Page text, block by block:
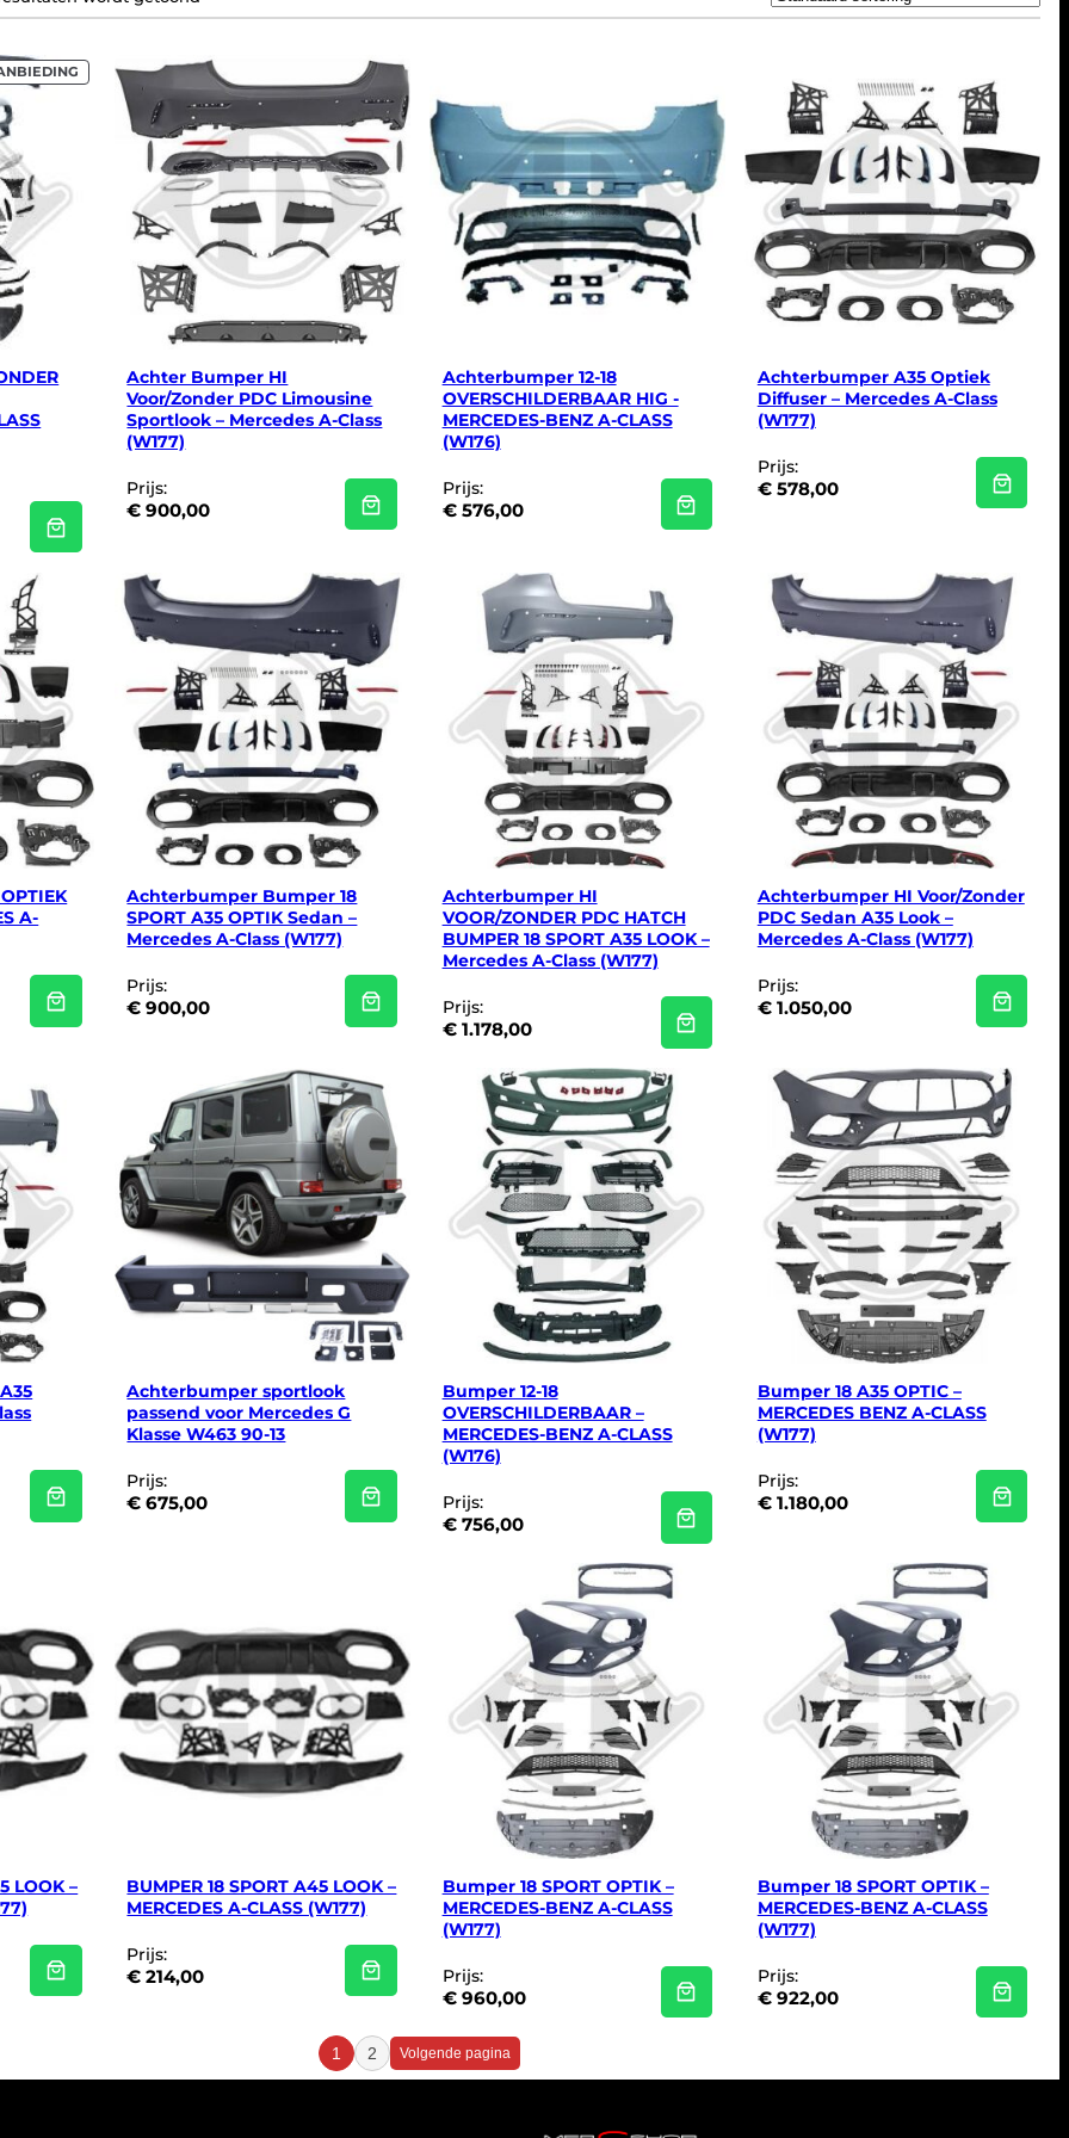
P
R
Achter Bumper HI
Voor/Zonder PDC Limousine
Sportlook – Mercedes A-Class
(W177)
Prijs:
€ 900,00
Achterbumper 12-18
OVERSCHILDERBAAR HIG -
MERCEDES-BENZ A-CLASS
(W176)
Prijs:
€576,00
Achterbumper A35 Optiek
Diffuser – Mercedes A-Class
(W177)
Prijs:
€578,00
A-
Achterbumper Bumper 18
SPORT A35 OPTIK Sedan –
Mercedes A-Class (W177)
Prijs:
€ 900,00
Achterbumper HI
VOOR/ZONDER PDC HATCH
BUMPER 18 SPORT A35 LOOK –
Mercedes A-Class (W177)
Prijs:
€1.178,00
Achterbumper HI Voor/Zonder
PDC Sedan A35 Look –
Mercedes A-Class (W177)
Prijs:
€1.050,00
Achterbumper sportlook
passend voor Mercedes G
Klasse W463 90-13
Prijs:
€ 675,00
Bumper 12-18
OVERSCHILDERBAAR –
MERCEDES-BENZ A-CLASS
(W176)
Prijs:
€756,00
Bumper 18 A35 OPTIC –
MERCEDES BENZ A-CLASS
(W177)
Prijs:
€1.180,00
LOOK –
BUMPER 18 SPORT A45 LOOK –
MERCEDES A-CLASS (W177)
Prijs:
€ 214,00
Bumper 18 SPORT OPTIK –
MERCEDES-BENZ A-CLASS
(W177)
Prijs:
€960,00
Bumper 18 SPORT OPTIK –
MERCEDES-BENZ A-CLASS
(W177)
Prijs:
€922,00
1 2 Volgende pagina